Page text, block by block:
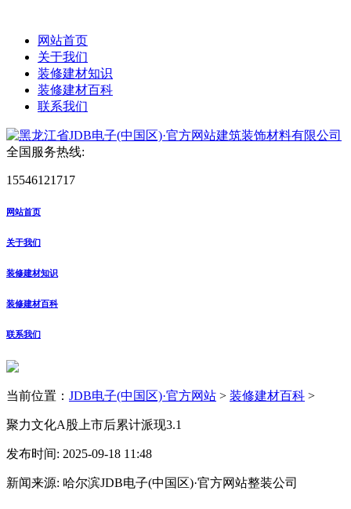
网站首页
关于我们
装修建材知识
装修建材百科
联系我们
全国服务热线:
15546121717
网站首页
关于我们
装修建材知识
装修建材百科
联系我们
当前位置： JDB电子(中国区)·官方网站 > 装修建材百科 >
聚力文化A股上市后累计派现3.1
发布时间: 2025-09-18 11:48
新闻来源: 哈尔滨JDB电子(中国区)·官方网站整装公司